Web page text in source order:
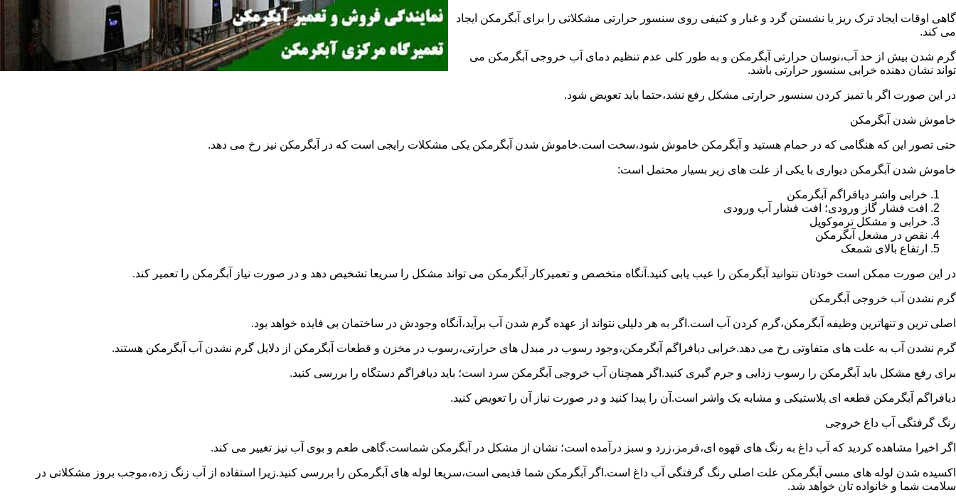
گاهی اوقات ایجاد ترک ریز یا نشستن گرد و غبار و کثیفی روی سنسور حرارتی مشکلاتی را برای آبگرمکن ایجاد
می کند.
گرم شدن بیش از حد آب،نوسان حرارتی آبگرمکن و به طور کلی عدم تنظیم دمای آب خروجی آبگرمکن می
تواند نشان دهنده خرابی سنسور حرارتی باشد.
در این صورت اگر با تمیز کردن سنسور حرارتی مشکل رفع نشد،حتما باید تعویض شود.
خاموش شدن آبگرمکن
حتی تصور این که هنگامی که در حمام هستید و آبگرمکن خاموش شود،سخت است.خاموش شدن آبگرمکن یکی مشکلات رایجی است که در آبگرمکن نیز رخ می دهد.
خاموش شدن آبگرمکن دیواری با یکی از علت های زیر بسیار محتمل است:
خرابی واشر دیافراگم آبگرمکن
افت فشار گاز ورودی؛ افت فشار آب ورودی
خرابی و مشکل ترموکوپل
نقص در مشعل آبگرمکن
ارتفاع بالای شمعک
در این صورت ممکن است خودتان نتوانید آبگرمکن را عیب یابی کنید.آنگاه متخصص و تعمیرکار آبگرمکن می تواند مشکل را سریعا تشخیص دهد و در صورت نیاز آبگرمکن را تعمیر کند.
گرم نشدن آب خروجی آبگرمکن
اصلی ترین و تنهاترین وظیفه آبگرمکن،گرم کردن آب است.اگر به هر دلیلی نتواند از عهده گرم شدن آب برآید،آنگاه وجودش در ساختمان بی فایده خواهد بود.
گرم نشدن آب به علت های متفاوتی رخ می دهد.خرابی دیافراگم آبگرمکن،وجود رسوب در مبدل های حرارتی،رسوب در مخزن و قطعات آبگرمکن از دلایل گرم نشدن آب آبگرمکن هستند.
برای رفع مشکل باید آبگرمکن را رسوب زدایی و جرم گیری کنید.اگر همچنان آب خروجی آبگرمکن سرد است؛ باید دیافراگم دستگاه را بررسی کنید.
دیافراگم آبگرمکن قطعه ای پلاستیکی و مشابه یک واشر است.آن را پیدا کنید و در صورت نیاز آن را تعویض کنید.
رنگ گرفتگی آب داغ خروجی
اگر اخیرا مشاهده کردید که آب داغ به رنگ های قهوه ای،قرمز،زرد و سبز درآمده است؛ نشان از مشکل در آبگرمکن شماست.گاهی طعم و بوی آب نیز تغییر می کند.
اکسیده شدن لوله های مسی آبگرمکن علت اصلی رنگ گرفتگی آب داغ است.اگر آبگرمکن شما قدیمی است،سریعا لوله های آبگرمکن را بررسی کنید.زیرا استفاده از آب زنگ زده،موجب بروز مشکلاتی در
سلامت شما و خانواده تان خواهد شد.